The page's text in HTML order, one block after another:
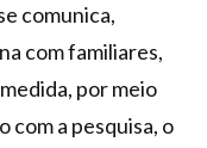
comunica,
com familiares,
por meio
com a pesquisa, o